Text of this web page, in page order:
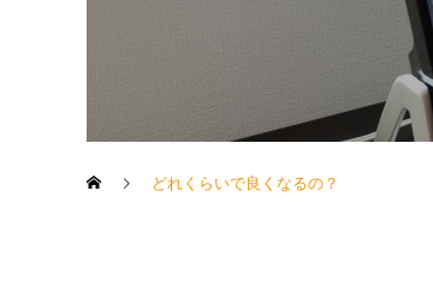
どれくらいで良くなるの？